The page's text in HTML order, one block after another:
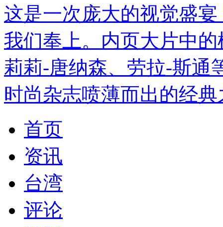
这是一次庞大的视觉盛
我们奉上。内页大片中
莉莉-唐纳森、劳拉-斯通
时尚杂志喷薄而出的经
首页
资讯
台湾
评论